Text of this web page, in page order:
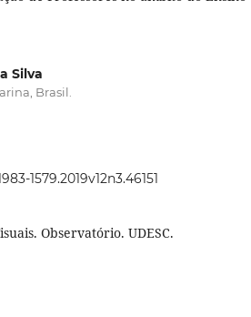
Silva
Brasil.
1579.2019v12n3.46151
Observatório. UDESC.